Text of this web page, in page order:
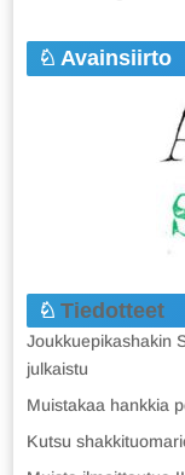
Avainsiirto
Tiedotteet
Joukkuepikashakin
julkaistu
Muistakaa hankkia
Kutsu